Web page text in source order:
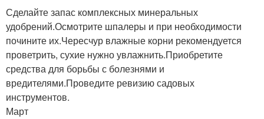
Сделайте запас комплексных минеральных
удобрений.Осмотрите шпалеры и при необходимости
почините их.Чересчур влажные корни рекомендуется
проветрить, сухие нужно увлажнить.Приобретите
средства для борьбы с болезнями и
вредителями.Проведите ревизию садовых
инструментов.
Март